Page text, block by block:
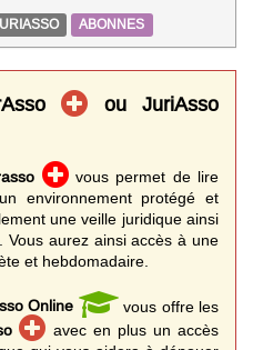
ABONNES
ou JuriAsso
vous permet de lire
environnement protégé et
une veille juridique ainsi
Vous aurez ainsi accès à une
et hebdomadaire.
Online
vous offre les
avec en plus un accès